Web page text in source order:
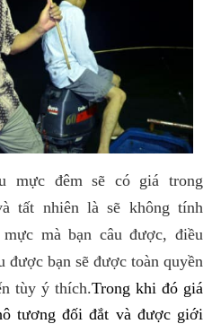
mực đêm sẽ có giá trong
tất nhiên là sẽ không tính
mà bạn câu được, điều
được bạn sẽ được toàn quyền
tùy ý thích.Trong khi đó giá
tương đối đắt và được giới